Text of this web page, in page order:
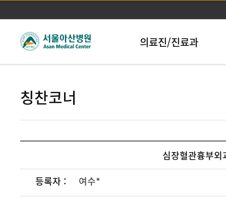
본문바로가기
의료진/진료과
칭찬코너
심장혈관흉부
등록자 :
여수*